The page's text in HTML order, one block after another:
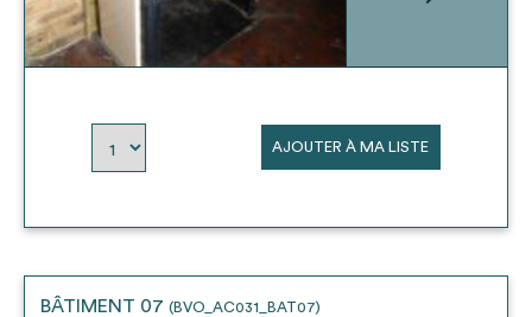
AJOUTER À MA LISTE
BÂTIMENT 07 (BVO_AC031_BAT07)